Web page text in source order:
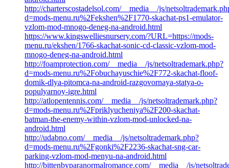
http://charterscostadelsol.com/__media__/js/
d=mods-menu.ru%2Fekshen%2F1770-skachat-ps1-emulator-
vzlom-mod-mnogo-deneg-na-android.html
https://www.kingswelliesnursery.com/?URL=https://mods-
menu.ru/ekshen/1766-skachat-sonic-cd-classic-vzlom-mod-
mnogo-deneg-na-android.html
http://foamprotection.com/__media__/js/netsoltrademark.php?
d=mods-menu.ru%2Fobuchayuschie%2F772-skachat-floof-
domik-dlya-pitomca-na-android-razgovornaya-statya-o-
populyarnoy-igre.html
http://atlopentennis.com/__media__/js/netsoltrademark.php?
d=mods-menu.ru%2Fpriklyucheniya%2F200-skachat-
batman-the-enemy-within-vzlom-mod-unlocked-na-
android.html
http://udabno.com/__media__/js/netsoltrademark.php?
d=mods-menu.ru%2Fgonki%2F2236-skachat-sng-car-
parking-vzlom-mod-menyu-na-android.html
http://bittenbyparanormalromance.com/__media__/js/